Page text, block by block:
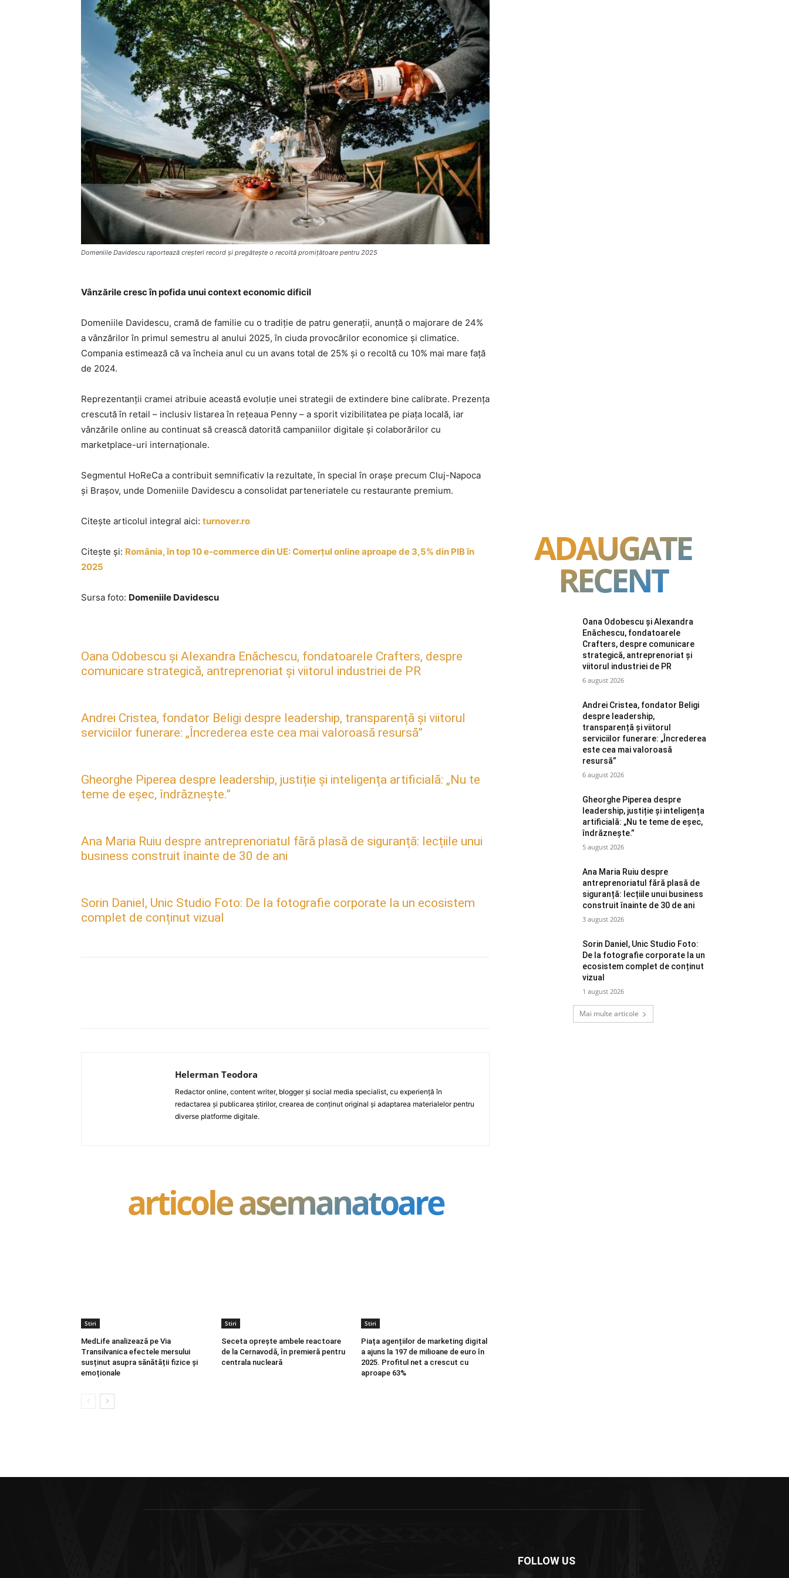
Domeniile Davidescu raportează creșteri record și pregătește o recoltă promițătoare pentru 2025
Vânzările cresc în pofida unui context economic dificil
Domeniile Davidescu, cramă de familie cu o tradiție de patru generații, anunță o majorare de 24%
a vânzărilor în primul semestru al anului 2025, în ciuda provocărilor economice și climatice.
Compania estimează că va încheia anul cu un avans total de 25% și o recoltă cu 10% mai mare față
de 2024.
Reprezentanții cramei atribuie această evoluție unei strategii de extindere bine calibrate. Prezența
crescută în retail – inclusiv listarea în rețeaua Penny – a sporit vizibilitatea pe piața locală, iar
vânzările online au continuat să crească datorită campaniilor digitale și colaborărilor cu
marketplace-uri internaționale.
Segmentul HoReCa a contribuit semnificativ la rezultate, în special în orașe precum Cluj-Napoca
și Brașov, unde Domeniile Davidescu a consolidat parteneriatele cu restaurante premium.
Citește articolul integral aici: turnover.ro
Citește și: România, în top 10 e-commerce din UE: Comerțul online aproape de 3,5% din PIB în
2025
Sursa foto: Domeniile Davidescu
Oana Odobescu și Alexandra Enăchescu, fondatoarele Crafters, despre
comunicare strategică, antreprenoriat și viitorul industriei de PR
Andrei Cristea, fondator Beligi despre leadership, transparență și viitorul
serviciilor funerare: „Încrederea este cea mai valoroasă resursă”
Gheorghe Piperea despre leadership, justiție și inteligența artificială: „Nu te
teme de eșec, îndrăznește.”
Ana Maria Ruiu despre antreprenoriatul fără plasă de siguranță: lecțiile unui
business construit înainte de 30 de ani
Sorin Daniel, Unic Studio Foto: De la fotografie corporate la un ecosistem
complet de conținut vizual
Helerman Teodora
Redactor online, content writer, blogger și social media specialist, cu experiență în
redactarea și publicarea știrilor, crearea de conținut original și adaptarea materialelor pentru
diverse platforme digitale.
articole asemanatoare
Stiri
MedLife analizează pe Via
Transilvanica efectele mersului
susținut asupra sănătății fizice și
emoționale
Stiri
Seceta oprește ambele reactoare
de la Cernavodă, în premieră pentru
centrala nucleară
Stiri
Piața agențiilor de marketing digital
a ajuns la 197 de milioane de euro în
2025. Profitul net a crescut cu
aproape 63%
ADAUGATE
RECENT
Oana Odobescu și Alexandra
Enăchescu, fondatoarele
Crafters, despre comunicare
strategică, antreprenoriat și
viitorul industriei de PR
6 august 2026
Andrei Cristea, fondator Beligi
despre leadership,
transparență și viitorul
serviciilor funerare: „Încrederea
este cea mai valoroasă
resursă”
6 august 2026
Gheorghe Piperea despre
leadership, justiție și inteligența
artificială: „Nu te teme de eșec,
îndrăznește.”
5 august 2026
Ana Maria Ruiu despre
antreprenoriatul fără plasă de
siguranță: lecțiile unui business
construit înainte de 30 de ani
3 august 2026
Sorin Daniel, Unic Studio Foto:
De la fotografie corporate la un
ecosistem complet de conținut
vizual
1 august 2026
Mai multe articole
FOLLOW US